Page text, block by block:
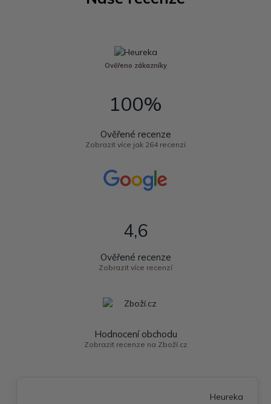
Ověřeno zákazníky
100%
Ověřené recenze
Zobrazit více jak 264 recenzí
4,6
Ověřené recenze
Zobrazit více recenzí
Hodnocení obchodu
Zobrazit recenze na Zboží.cz
Heureka